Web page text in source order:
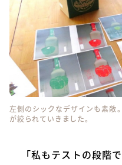
左側のシックなデザインも素敵
が絞られていきました。
「私もテストの段階